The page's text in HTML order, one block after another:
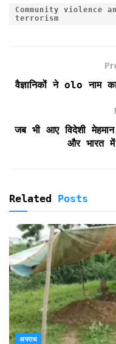
e
b
t
t
i
t
n
Community violence
terrorism
वैज्ञानिकों ने olo नाम
जब भी आए विदेशी
और भारत में
Related Posts
अपराध